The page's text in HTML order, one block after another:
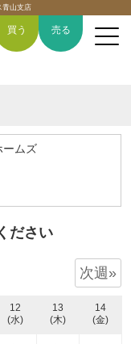
青山支店
トップページ
6つの強み
買う 売る
ームズ
ださい
次週»
12
(水)
13
(木)
14
(金)